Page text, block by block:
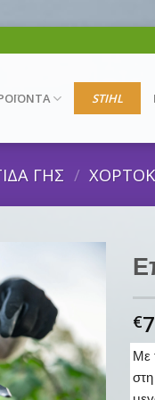
STIHL
ΓΗΣ /
€
Με
στη